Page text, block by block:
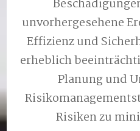
unvorhergesehene
Effizienz und
erheblich
Planung und
Risiken zu